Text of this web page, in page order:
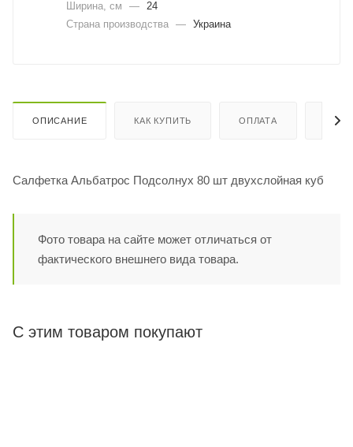
Ширина, cм
—
24
Страна производства — Украина
ОПИСАНИЕ КАК КУПИТЬ ОПЛАТА
Салфетка Альбатрос Подсолнух 80 шт двухслойная куб
Фото товара на сайте может отличаться от
фактического внешнего вида товара.
С этим товаром покупают